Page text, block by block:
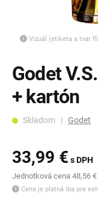
Vizuál (etiketa a tvar
Godet
+ kartón
Skladom | Godet
33,99 € s DPH
Jednotková cena 48,56
Cena je platná iba pre